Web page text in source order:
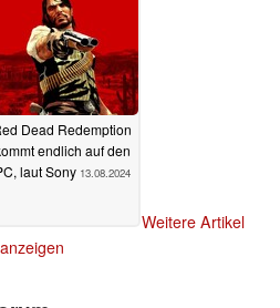
Dead Redemption
endlich auf den
laut Sony 13.08.2024
Weitere Artikel
anzeigen